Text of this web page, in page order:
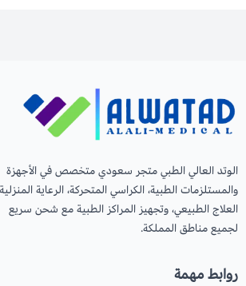
الوتد العالي الطبي متجر سعودي متخصص في الأجهزة
والمستلزمات الطبية، الكراسي المتحركة، الرعاية المنزلية،
العلاج الطبيعي، وتجهيز المراكز الطبية مع شحن سريع
لجميع مناطق المملكة.
روابط مهمة